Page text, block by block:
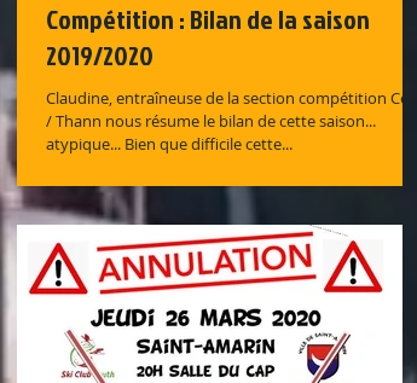
Compétition : Bilan de la saison
2019/2020
Claudine, entraîneuse de la section compétition
/ Thann nous résume le bilan de cette saison...
atypique... Bien que difficile cette...